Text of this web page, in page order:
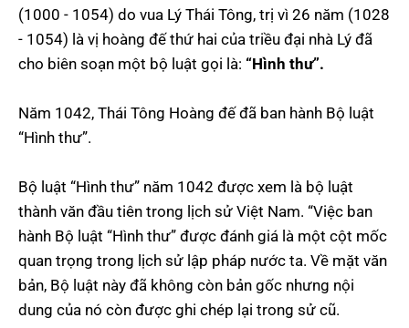
(1000 - 1054) do vua Lý Thái Tông, trị vì 26 năm (1028
- 1054) là vị hoàng đế thứ hai của triều đại nhà Lý đã
cho biên soạn một bộ luật gọi là: “Hình thư”.
Năm 1042, Thái Tông Hoàng đế đã ban hành Bộ luật
“Hình thư”.
Bộ luật “Hình thư” năm 1042 được xem là bộ luật
thành văn đầu tiên trong lịch sử Việt Nam. “Việc ban
hành Bộ luật “Hình thư” được đánh giá là một cột mốc
quan trọng trong lịch sử lập pháp nước ta. Về mặt văn
bản, Bộ luật này đã không còn bản gốc nhưng nội
dung của nó còn được ghi chép lại trong sử cũ.